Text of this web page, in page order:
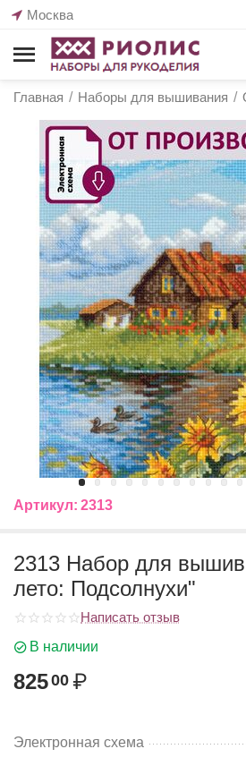
Москва
Главная / Наборы для вышивания /
Артикул: 2313
2313 Набор для
лето: Подсолнухи"
Написать отзыв
В наличии
82500 ₽
Электронная схема